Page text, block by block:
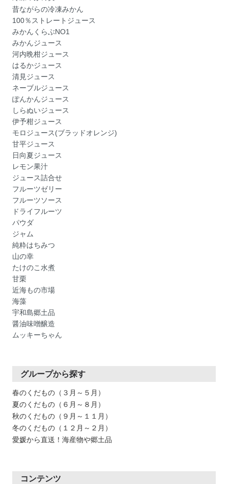
昔ながらの冷凍みかん
100％ストレートジュース
みかんくらぶNO1
みかんジュース
河内晩柑ジュース
はるかジュース
清見ジュース
ネーブルジュース
ぽんかんジュース
しらぬいジュース
伊予柑ジュース
モロジュース(ブラッドオレンジ)
甘平ジュース
日向夏ジュース
レモン果汁
ジュース詰合せ
フルーツゼリー
フルーツソース
ドライフルーツ
パウダ
ジャム
純粋はちみつ
山の幸
たけのこ水煮
甘栗
近海もの市場
海藻
宇和島郷土品
醤油味噌醸造
ムッキーちゃん
グループから探す
春のくだもの（３月～５月）
夏のくだもの（６月～８月）
秋のくだもの（９月～１１月）
冬のくだもの（１２月～２月）
愛媛から直送！海産物や郷土品
コンテンツ